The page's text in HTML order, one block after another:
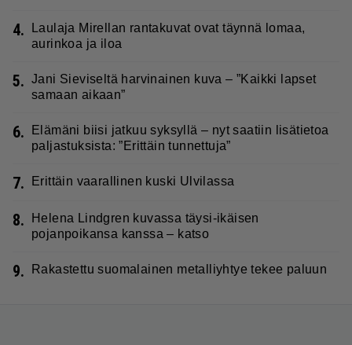
4.
Laulaja Mirellan rantakuvat ovat täynnä lomaa,
aurinkoa ja iloa
5. Jani Sieviseltä harvinainen kuva – ”Kaikki lapset
samaan aikaan”
6.
Elämäni biisi jatkuu syksyllä – nyt saatiin lisätietoa
paljastuksista: ”Erittäin tunnettuja”
7. Erittäin vaarallinen kuski Ulvilassa
8.
Helena Lindgren kuvassa täysi-ikäisen
pojanpoikansa kanssa – katso
9. Rakastettu suomalainen metalliyhtye tekee paluun